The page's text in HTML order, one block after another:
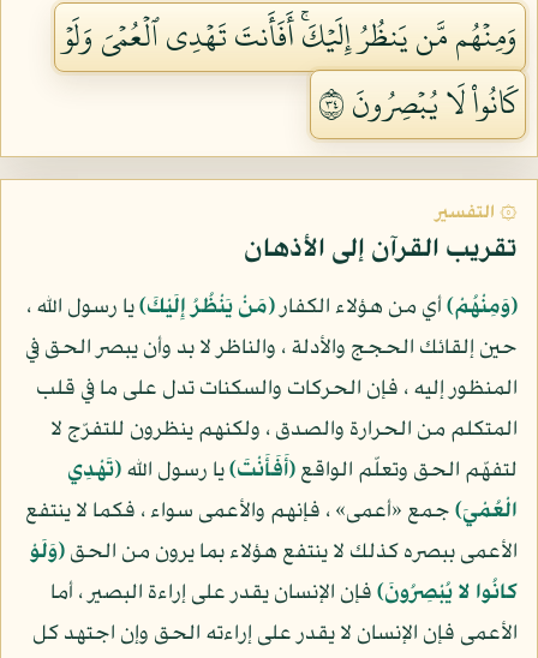
وَمِنۡهُم مَّن يَنظُرُ إِلَيۡكَۚ أَفَأَنتَ تَهۡدِي ٱلۡعُمۡيَ وَلَوۡ
كَانُواْ لَا يُبۡصِرُونَ ٤٣
۞ التفسير
تقريب القرآن إلى الأذهان
(وَمِنْهُمْ)أي من هؤلاء الكفار(مَنْ يَنْظُرُ إِلَيْكَ)يا رسول الله ،
حين إلقائك الحجج والأدلة ، والناظر لا بد وأن يبصر الحق في
المنظور إليه ، فإن الحركات والسكنات تدل على ما في قلب
المتكلم من الحرارة والصدق ، ولكنهم ينظرون للتفرّج لا
لتفهّم الحق وتعلّم الواقع(أَفَأَنْتَ)يا رسول الله(تَهْدِي
الْعُمْيَ)جمع «أعمى» ، فإنهم والأعمى سواء ، فكما لا ينتفع
الأعمى ببصره كذلك لا ينتفع هؤلاء بما يرون من الحق(وَلَوْ
كانُوا لا يُبْصِرُونَ)فإن الإنسان يقدر على إراءة البصير ، أما
الأعمى فإن الإنسان لا يقدر على إراءته الحق وإن اجتهد كل